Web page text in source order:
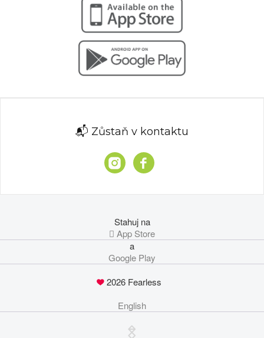
📬 Zůstaň v kontaktu
Stahuj na
 App Store
a
Google Play
2026 Fearless
English